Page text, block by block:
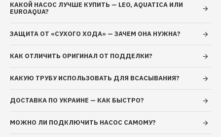
КАКОЙ НАСОС ЛУЧШЕ КУПИТЬ — LEO, AQUATICA ИЛИ
EUROAQUA?
ЗАЩИТА ОТ «СУХОГО ХОДА» — ЗАЧЕМ ОНА НУЖНА?
КАК ОТЛИЧИТЬ ОРИГИНАЛ ОТ ПОДДЕЛКИ?
КАКУЮ ТРУБУ ИСПОЛЬЗОВАТЬ ДЛЯ ВСАСЫВАНИЯ?
ДОСТАВКА ПО УКРАИНЕ — КАК БЫСТРО?
МОЖНО ЛИ ПОДКЛЮЧИТЬ НАСОС САМОМУ?